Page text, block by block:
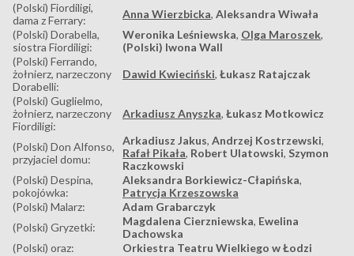
(Polski) Fiordiligi,
dama z Ferrary:
Anna Wierzbicka, Aleksandra Wiwała
(Polski) Dorabella,
siostra Fiordiligi:
Weronika Leśniewska, Olga Maroszek,
(Polski) Iwona Wall
(Polski) Ferrando,
żołnierz, narzeczony
Dorabelli:
Dawid Kwieciński, Łukasz Ratajczak
(Polski) Guglielmo,
żołnierz, narzeczony
Fiordiligi:
Arkadiusz Anyszka, Łukasz Motkowicz
(Polski) Don Alfonso,
przyjaciel domu:
Arkadiusz Jakus, Andrzej Kostrzewski,
Rafał Pikała, Robert Ulatowski, Szymon
Raczkowski
(Polski) Despina,
pokojówka:
Aleksandra Borkiewicz-Cłapińska,
Patrycja Krzeszowska
(Polski) Malarz:
Adam Grabarczyk
(Polski) Gryzetki:
Magdalena Cierzniewska, Ewelina
Dachowska
(Polski) oraz:
Orkiestra Teatru Wielkiego w Łodzi